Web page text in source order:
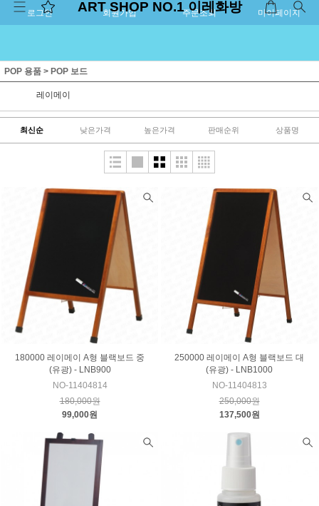
로그인 회원가입 주문조회 마이페이지
ART SHOP NO.1 이레화방
POP 용품 > POP 보드
레이메이
최신순 낮은가격 높은가격 판매순위 상품명
180000 레이메이 A형 블랙보드 중
(유광) - LNB900
NO-11404814
180,000원
99,000원
250000 레이메이 A형 블랙보드 대
(유광) - LNB1000
NO-11404813
250,000원
137,500원